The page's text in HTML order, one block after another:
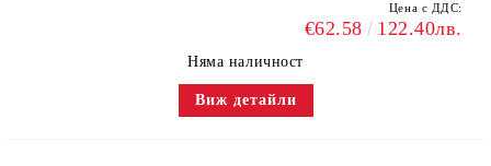
Цена с ДДС:
€62.58 122.40лв.
Няма наличност
Виж детайли